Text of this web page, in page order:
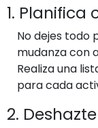
1.
No dejes todo
mudanza con
Realiza una
para cada
2.